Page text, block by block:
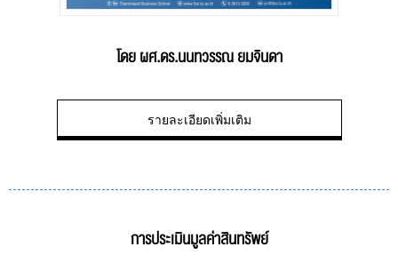
โดย ผศ.ดร.นนทวรรณ ยมจินดา
รายละเอียดเพิ่มเติม
การประเมินมูลค่าสินทรัพย์